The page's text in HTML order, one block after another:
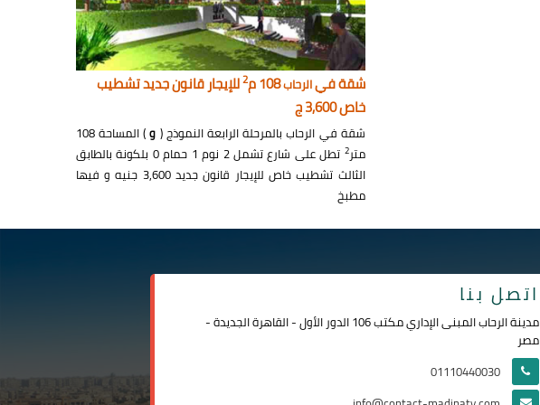
شقة فيالرحاب108 م 2للإيجار قانون جديد تشطيب
خاص 3,600 ج
شقة في الرحاب بالمرحلة الرابعة النموذج ( و
) المساحة 108
متر2
تطل على شارع تشمل 2 نوم 1 حمام 0 بلكونة بالطابق
الثالث تشطيب خاص للإيجار قانون جديد 3,600 جنيه و فيها
مطبخ
اتصل بنا
مدينة الرحاب المبنى الإداري مكتب 106 الدور الأول - القاهرة الجديدة -
مصر
01110440030